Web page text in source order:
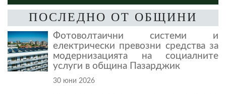
ПОСЛЕДНО ОТ ОБЩИНИ
Фотоволтаични системи и
електрически превозни средства за
модернизацията на социалните
услуги в община Пазарджик
30 юни 2026